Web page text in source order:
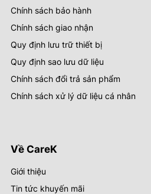
Chính sách bảo hành
Chính sách giao nhận
Quy định lưu trữ thiết bị
Quy định sao lưu dữ liệu
Chính sách đổi trả sản phẩm
Chính sách xử lý dữ liệu cá nhân
Về CareK
Giới thiệu
Tin tức khuyến mãi